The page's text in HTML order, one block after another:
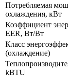
Потребляемая
охлаждения, кВт
Коэффициент
EER, Вт/Вт
Класс
(охлаждение)
kBTU